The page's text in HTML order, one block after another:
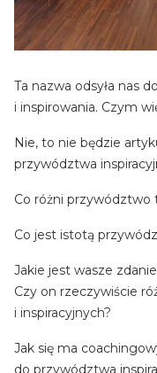
Ta nazwa odsyła nas
i inspirowania. Czym
Nie, to nie będzie
przywództwa
Co różni przywództwo
Co jest istotą
Jakie jest wasze
Czy on rzeczywiście
i inspiracyjnych?
Jak się ma
do przywództwa